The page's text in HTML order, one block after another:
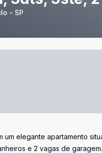
- SP
elegante apartamento
e 2 vagas de